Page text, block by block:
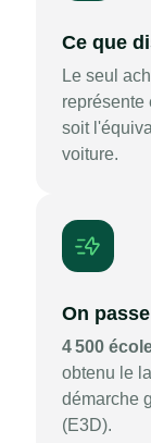
Ce que
Le seul
représente
soit
voiture.
On
4 500
obtenu le
démarche
(E3D).